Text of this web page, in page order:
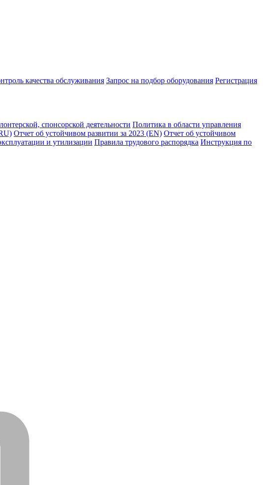
качества обслуживания Запрос на подбор оборудования Регистрация
спонсорской деятельности Политика в области управления
Отчет об устойчивом развитии за 2023 (EN) Отчет об устойчивом
и утилизации Правила трудового распорядка Инструкция по